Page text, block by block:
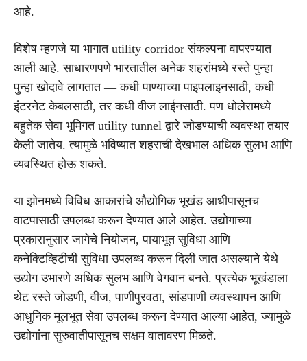
आहे.
विशेष म्हणजे या भागात utility corridor संकल्पना वापरण्यात
आली आहे. साधारणपणे भारतातील अनेक शहरांमध्ये रस्ते पुन्हा
पुन्हा खोदावे लागतात — कधी पाण्याच्या पाइपलाइनसाठी, कधी
इंटरनेट केबलसाठी, तर कधी वीज लाईनसाठी. पण धोलेरामध्ये
बहुतेक सेवा भूमिगत utility tunnel द्वारे जोडण्याची व्यवस्था तयार
केली जातेय. त्यामुळे भविष्यात शहराची देखभाल अधिक सुलभ आणि
व्यवस्थित होऊ शकते.
या झोनमध्ये विविध आकारांचे औद्योगिक भूखंड आधीपासूनच
वाटपासाठी उपलब्ध करून देण्यात आले आहेत. उद्योगाच्या
प्रकारानुसार जागेचे नियोजन, पायाभूत सुविधा आणि
कनेक्टिव्हिटीची सुविधा उपलब्ध करून दिली जात असल्याने येथे
उद्योग उभारणे अधिक सुलभ आणि वेगवान बनते. प्रत्येक भूखंडाला
थेट रस्ते जोडणी, वीज, पाणीपुरवठा, सांडपाणी व्यवस्थापन आणि
आधुनिक मूलभूत सेवा उपलब्ध करून देण्यात आल्या आहेत, ज्यामुळे
उद्योगांना सुरुवातीपासूनच सक्षम वातावरण मिळते.